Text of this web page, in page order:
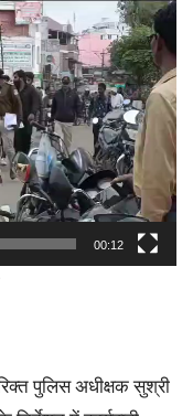
00:12
पुलिस अधीक्षक सुश्री